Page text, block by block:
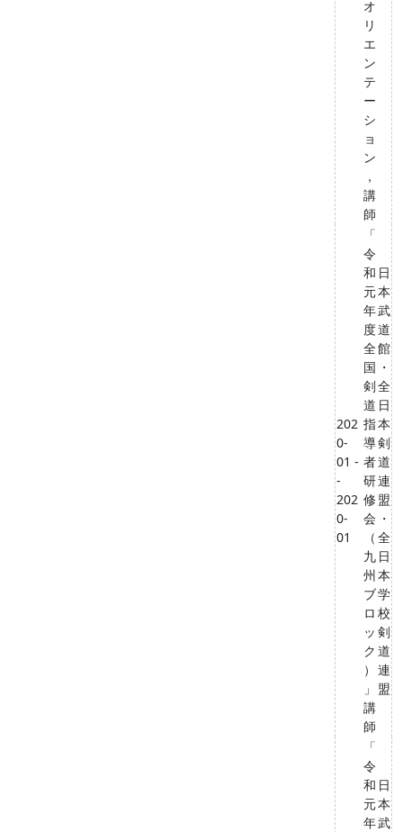
オ
リ
エ
ン
テ
ー
シ
ョ
ン
，
講
師
202
0-
01 -
-
202
0-
01
「
令
和
元
年
度
全
国
剣
道
指
導
者
研
修
会
（
九
州
ブ
ロ
ッ
ク
）
」
講
師
日
本
武
道
館
・
全
日
本
剣
道
連
盟
・
全
日
本
学
校
剣
道
連
盟
「
令
和
元
年
日
本
武